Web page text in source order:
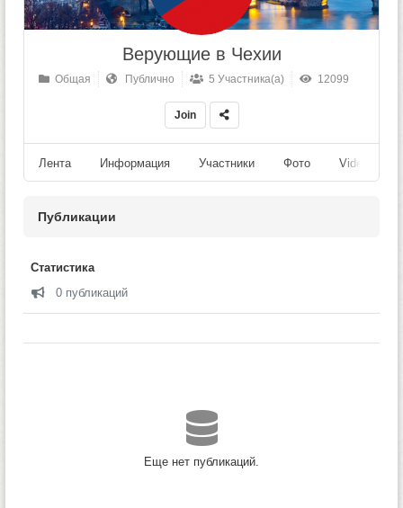
Верующие в Чехии
Общая Публично 5 Участника(а) 12099
Join
Лента Информация Участники Фото Videos
Публикации
Статистика
0 публикаций
Еще нет публикаций.